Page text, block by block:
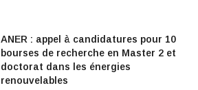
ANER : appel à candidatures pour 10
bourses de recherche en Master 2 et
doctorat dans les énergies
renouvelables